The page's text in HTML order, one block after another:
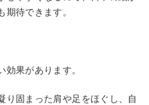
期待できます。
効果があります。
り固まった肩や足をほぐし、自